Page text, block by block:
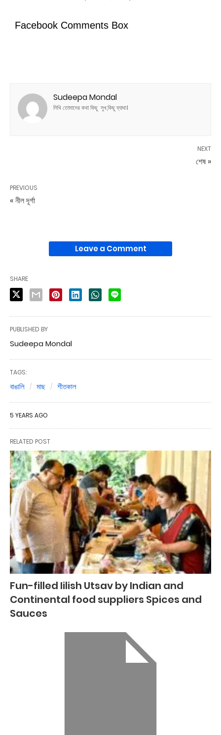
Facebook Comments Box
Sudeepa Mondal
লিখি তোমাদের কথা কিছু সুখ,কিছু ব্যাথা।
NEXT
শেষ »
PREVIOUS
« নীল দূর্গা
Leave a Comment
SHARE
PUBLISHED BY
Sudeepa Mondal
TAGS:
বাঙালি মাছ শীতকাল
5 YEARS AGO
RELATED POST
Fun-filled Iilish Utsav by Indian and
Continental food suppliers Spices and
Sauces